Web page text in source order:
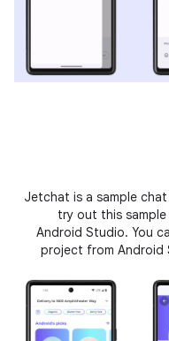
Jetchat is a sample
try out this
Android Studio. You
project from Android